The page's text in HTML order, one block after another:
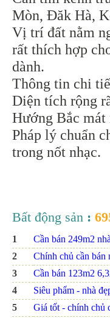
Mòn, Đăk Hà,
Vị trí đất nằm
rất thích hợp
dành.
Thông tin chi
Diện tích rộng
Hướng Bắc mát
Pháp lý chuẩn
trong nốt nhạc.
Bất động sản :
1
Cần bán 249m2
2
Chính chủ cần bán
3
Cần bán 123m2
4
Siêu phẩm - nhà
5
Giá tốt - chính chủ